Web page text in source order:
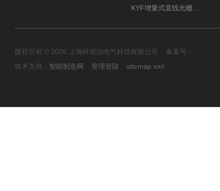
版权所有 © 2026 上海科迎法电气科技有限公司 备案号：
技术支持： 智能制造网 管理登陆 sitemap.xml